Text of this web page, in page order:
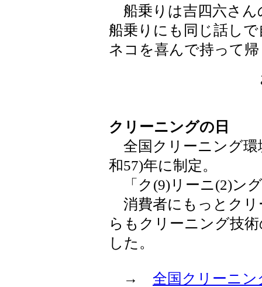
船乗りは吉四六さん
船乗りにも同じ話し
ネコを喜んで持って
クリーニングの日
全国クリーニング環
和57)年に制定。
「ク(9)リーニ(2)ン
消費者にもっとクリ
らもクリーニング技
した。
→ 全国クリーニン